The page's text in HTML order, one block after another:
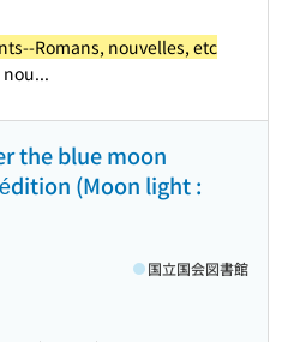
Romans, nouvelles, etc
the blue moon
(Moon light :
国立国会図書館